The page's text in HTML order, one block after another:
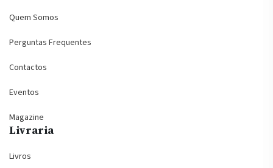
Quem Somos
Perguntas Frequentes
Contactos
Eventos
Magazine
Livraria
Livros